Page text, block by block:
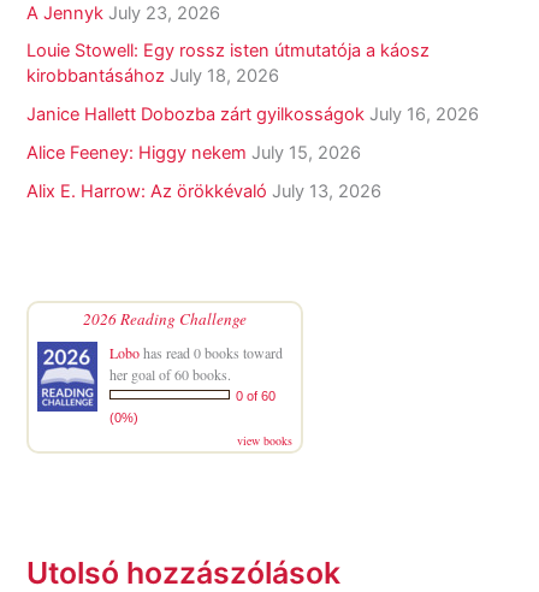
A Jennyk July 23, 2026
Louie Stowell: Egy ​rossz isten útmutatója a káosz
kirobbantásához July 18, 2026
Janice Hallett Dobozba zárt gyilkosságok July 16, 2026
Alice Feeney: Higgy nekem July 15, 2026
Alix E. Harrow: Az örökkévaló July 13, 2026
2026 Reading Challenge
Lobohas read 0 books toward
her goal of 60 books.
0 of 60
(0%)
view books
Utolsó hozzászólások